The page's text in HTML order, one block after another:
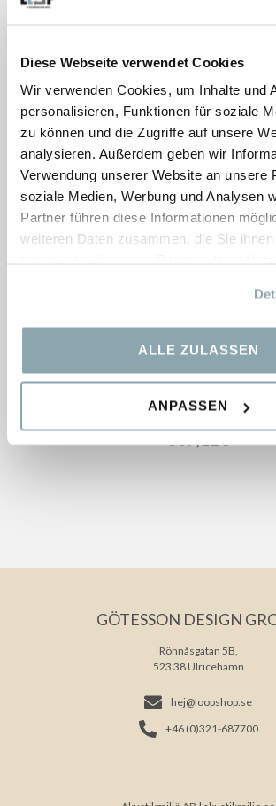
Diese Webseite verwendet Cookies
Wir verwenden Cookies, um Inhalte und
personalisieren, Funktionen für soziale
zu können und die Zugriffe auf unsere
analysieren. Außerdem geben wir
Verwendung unserer Website an unsere
soziale Medien, Werbung und Analysen
Partner führen diese Informationen
weiteren Daten zusammen, die Sie
ALLE ZULASSEN
ANPASSEN
Opi, Stativ weiß
Bestand:
GÖTESSON DESIGN
Rönnåsgatan 5B,
523 38 Ulricehamn
hej@loopshop.se
+46 (0)321-687700